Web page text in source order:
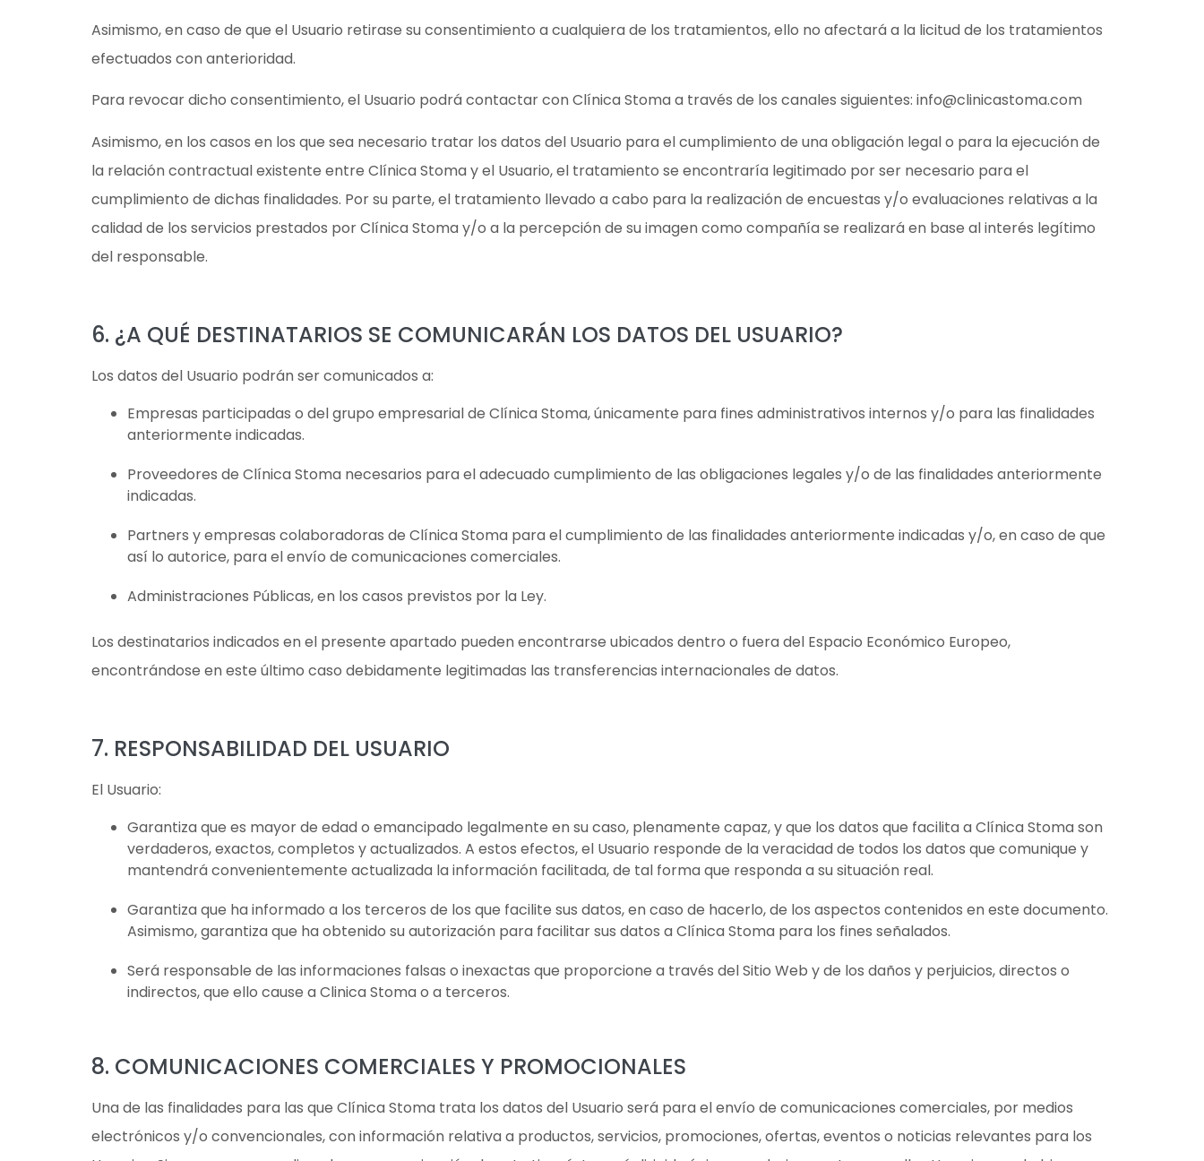
Asimismo, en caso de que el Usuario retirase su consentimiento a cualquiera de los tratamientos, ello no afectará a la licitud de los tratamientos
efectuados con anterioridad.
Para revocar dicho consentimiento, el Usuario podrá contactar con Clínica Stoma a través de los canales siguientes: info@clinicastoma.com
Asimismo, en los casos en los que sea necesario tratar los datos del Usuario para el cumplimiento de una obligación legal o para la ejecución de
la relación contractual existente entre Clínica Stoma y el Usuario, el tratamiento se encontraría legitimado por ser necesario para el
cumplimiento de dichas finalidades. Por su parte, el tratamiento llevado a cabo para la realización de encuestas y/o evaluaciones relativas a la
calidad de los servicios prestados por Clínica Stoma y/o a la percepción de su imagen como compañía se realizará en base al interés legítimo
del responsable.
6. ¿A QUÉ DESTINATARIOS SE COMUNICARÁN LOS DATOS DEL USUARIO?
Los datos del Usuario podrán ser comunicados a:
Empresas participadas o del grupo empresarial de Clínica Stoma, únicamente para fines administrativos internos y/o para las finalidades
anteriormente indicadas.
Proveedores de Clínica Stoma necesarios para el adecuado cumplimiento de las obligaciones legales y/o de las finalidades anteriormente
indicadas.
Partners y empresas colaboradoras de Clínica Stoma para el cumplimiento de las finalidades anteriormente indicadas y/o, en caso de que
así lo autorice, para el envío de comunicaciones comerciales.
Administraciones Públicas, en los casos previstos por la Ley.
Los destinatarios indicados en el presente apartado pueden encontrarse ubicados dentro o fuera del Espacio Económico Europeo,
encontrándose en este último caso debidamente legitimadas las transferencias internacionales de datos.
7. RESPONSABILIDAD DEL USUARIO
El Usuario:
Garantiza que es mayor de edad o emancipado legalmente en su caso, plenamente capaz, y que los datos que facilita a Clínica Stoma son
verdaderos, exactos, completos y actualizados. A estos efectos, el Usuario responde de la veracidad de todos los datos que comunique y
mantendrá convenientemente actualizada la información facilitada, de tal forma que responda a su situación real.
Garantiza que ha informado a los terceros de los que facilite sus datos, en caso de hacerlo, de los aspectos contenidos en este documento.
Asimismo, garantiza que ha obtenido su autorización para facilitar sus datos a Clínica Stoma para los fines señalados.
Será responsable de las informaciones falsas o inexactas que proporcione a través del Sitio Web y de los daños y perjuicios, directos o
indirectos, que ello cause a Clinica Stoma o a terceros.
8. COMUNICACIONES COMERCIALES Y PROMOCIONALES
Una de las finalidades para las que Clínica Stoma trata los datos del Usuario será para el envío de comunicaciones comerciales, por medios
electrónicos y/o convencionales, con información relativa a productos, servicios, promociones, ofertas, eventos o noticias relevantes para los